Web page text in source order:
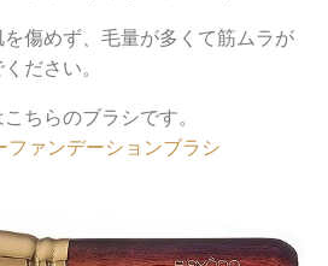
傷めず、毛量が多くて筋ムラが
ださい。
ちらのブラシです。
ファンデーションブラシ